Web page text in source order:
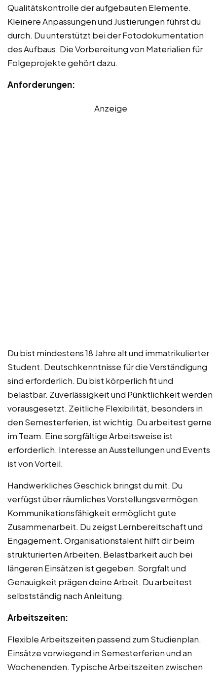
Qualitätskontrolle der aufgebauten Elemente.
Kleinere Anpassungen und Justierungen führst du
durch. Du unterstützt bei der Fotodokumentation
des Aufbaus. Die Vorbereitung von Materialien für
Folgeprojekte gehört dazu.
Anforderungen:
Anzeige
Du bist mindestens 18 Jahre alt und immatrikulierter
Student. Deutschkenntnisse für die Verständigung
sind erforderlich. Du bist körperlich fit und
belastbar. Zuverlässigkeit und Pünktlichkeit werden
vorausgesetzt. Zeitliche Flexibilität, besonders in
den Semesterferien, ist wichtig. Du arbeitest gerne
im Team. Eine sorgfältige Arbeitsweise ist
erforderlich. Interesse an Ausstellungen und Events
ist von Vorteil.
Handwerkliches Geschick bringst du mit. Du
verfügst über räumliches Vorstellungsvermögen.
Kommunikationsfähigkeit ermöglicht gute
Zusammenarbeit. Du zeigst Lernbereitschaft und
Engagement. Organisationstalent hilft dir beim
strukturierten Arbeiten. Belastbarkeit auch bei
längeren Einsätzen ist gegeben. Sorgfalt und
Genauigkeit prägen deine Arbeit. Du arbeitest
selbstständig nach Anleitung.
Arbeitszeiten:
Flexible Arbeitszeiten passend zum Studienplan.
Einsätze vorwiegend in Semesterferien und an
Wochenenden. Typische Arbeitszeiten zwischen